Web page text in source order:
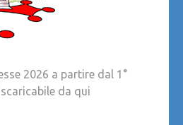
2026 a partire dal 1°
da qui